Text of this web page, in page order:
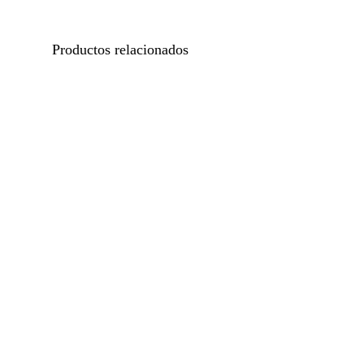
Productos relacionados